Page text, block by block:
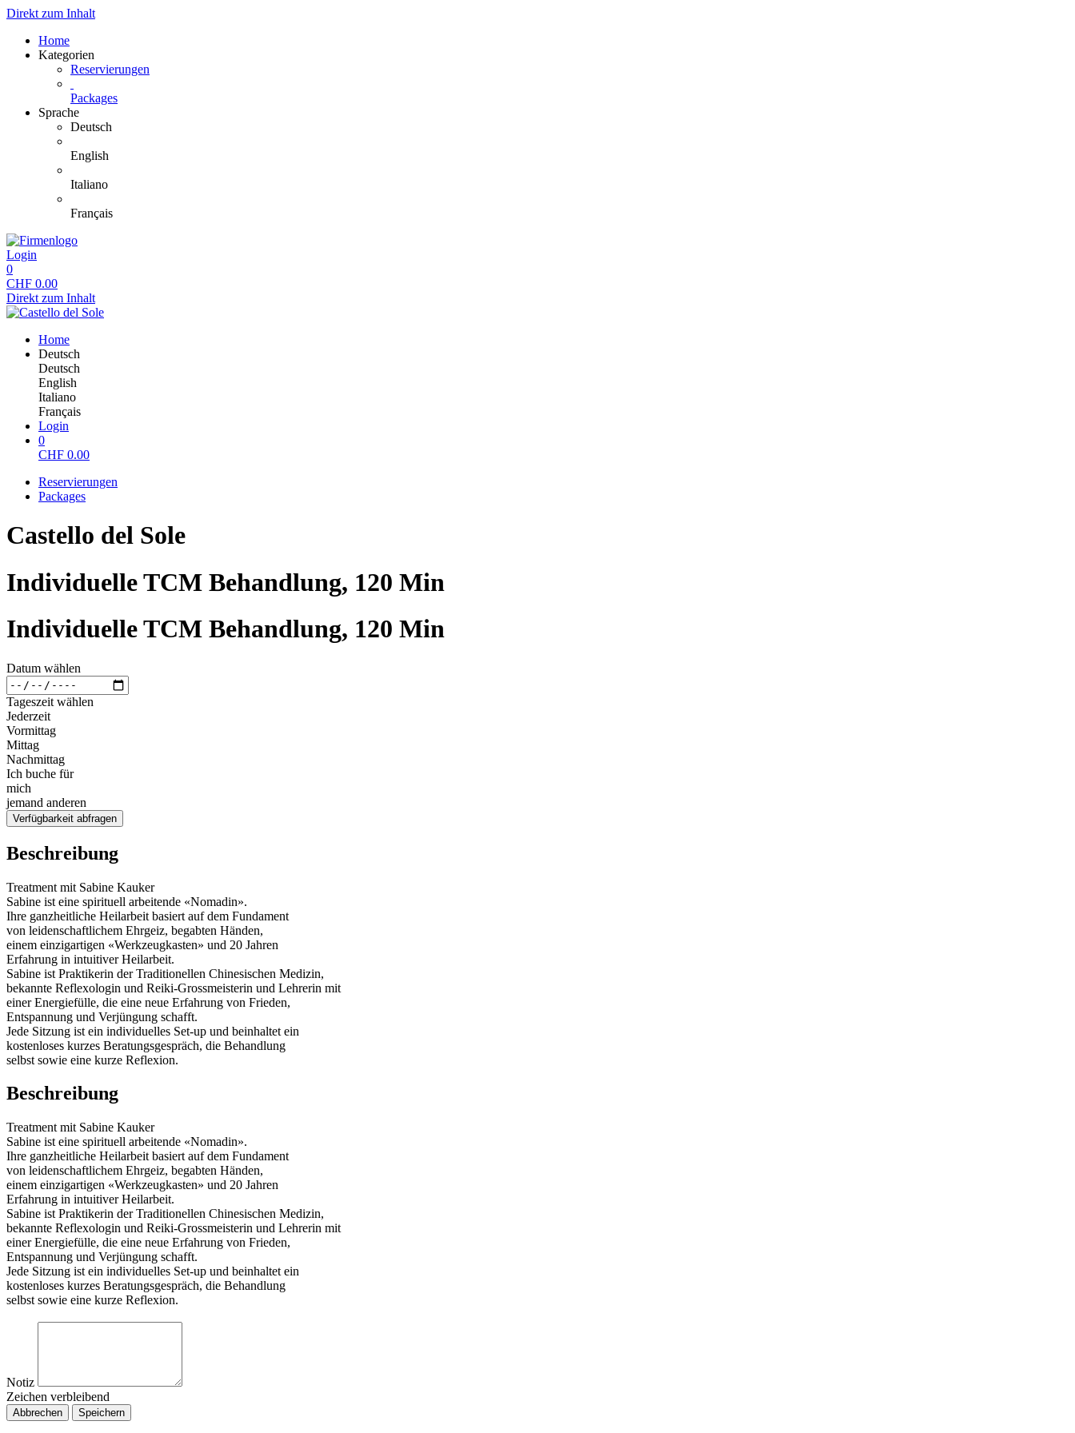
Direkt zum Inhalt
Home
Kategorien
Reservierungen
Packages
Sprache
Deutsch
English
Italiano
Français
Login
0
CHF 0.00
Direkt zum Inhalt
Home
Deutsch
Deutsch
English
Italiano
Français
Login
0
CHF 0.00
Reservierungen
Packages
Castello del Sole
Individuelle TCM Behandlung, 120 Min
Individuelle TCM Behandlung, 120 Min
Datum wählen
Tageszeit wählen
Jederzeit
Vormittag
Mittag
Nachmittag
Ich buche für
mich
jemand anderen
Verfügbarkeit abfragen
Beschreibung
Treatment mit Sabine Kauker
Sabine ist eine spirituell arbeitende «Nomadin».
Ihre ganzheitliche Heilarbeit basiert auf dem Fundament
von leidenschaftlichem Ehrgeiz, begabten Händen,
einem einzigartigen «Werkzeugkasten» und 20 Jahren
Erfahrung in intuitiver Heilarbeit.
Sabine ist Praktikerin der Traditionellen Chinesischen Medizin,
bekannte Reflexologin und Reiki-Grossmeisterin und Lehrerin mit
einer Energiefülle, die eine neue Erfahrung von Frieden,
Entspannung und Verjüngung schafft.
Jede Sitzung ist ein individuelles Set-up und beinhaltet ein
kostenloses kurzes Beratungsgespräch, die Behandlung
selbst sowie eine kurze Reflexion.
Beschreibung
Treatment mit Sabine Kauker
Sabine ist eine spirituell arbeitende «Nomadin».
Ihre ganzheitliche Heilarbeit basiert auf dem Fundament
von leidenschaftlichem Ehrgeiz, begabten Händen,
einem einzigartigen «Werkzeugkasten» und 20 Jahren
Erfahrung in intuitiver Heilarbeit.
Sabine ist Praktikerin der Traditionellen Chinesischen Medizin,
bekannte Reflexologin und Reiki-Grossmeisterin und Lehrerin mit
einer Energiefülle, die eine neue Erfahrung von Frieden,
Entspannung und Verjüngung schafft.
Jede Sitzung ist ein individuelles Set-up und beinhaltet ein
kostenloses kurzes Beratungsgespräch, die Behandlung
selbst sowie eine kurze Reflexion.
Notiz
Zeichen verbleibend
Abbrechen Speichern